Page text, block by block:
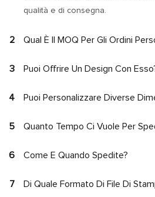
qualità e di consegna.
2 Qual È Il MOQ Per Gli Ordini
3 Puoi Offrire Un Design Con
4 Puoi Personalizzare Diverse
5 Quanto Tempo Ci Vuole Per
6 Come E Quando Spedite?
7 Di Quale Formato Di File Di